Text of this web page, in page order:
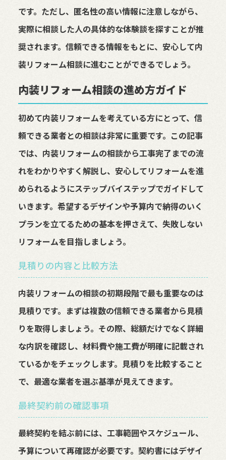
です。ただし、匿名性の高い情報に注意しながら、
実際に相談した人の具体的な体験談を探すことが推
奨されます。信頼できる情報をもとに、安心して内
装リフォーム相談に進むことができるでしょう。
内装リフォーム相談の進め方ガイド
初めて内装リフォームを考えている方にとって、信
頼できる業者との相談は非常に重要です。この記事
では、内装リフォームの相談から工事完了までの流
れをわかりやすく解説し、安心してリフォームを進
められるようにステップバイステップでガイドして
いきます。希望するデザインや予算内で納得のいく
プランを立てるための基本を押さえて、失敗しない
リフォームを目指しましょう。
見積りの内容と比較方法
内装リフォームの相談の初期段階で最も重要なのは
見積りです。まずは複数の信頼できる業者から見積
りを取得しましょう。その際、総額だけでなく詳細
な内訳を確認し、材料費や施工費が明確に記載され
ているかをチェックします。見積りを比較すること
で、最適な業者を選ぶ基準が見えてきます。
最終契約前の確認事項
最終契約を結ぶ前には、工事範囲やスケジュール、
予算について再確認が必要です。契約書にはデザイ